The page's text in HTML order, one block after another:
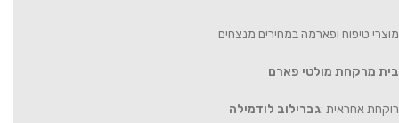
מוצרי טיפוח ופארמה במחירים מנצחים
בית מרקחת מולטי פארם
רוקחת אחראית :גברילוב לודמילה